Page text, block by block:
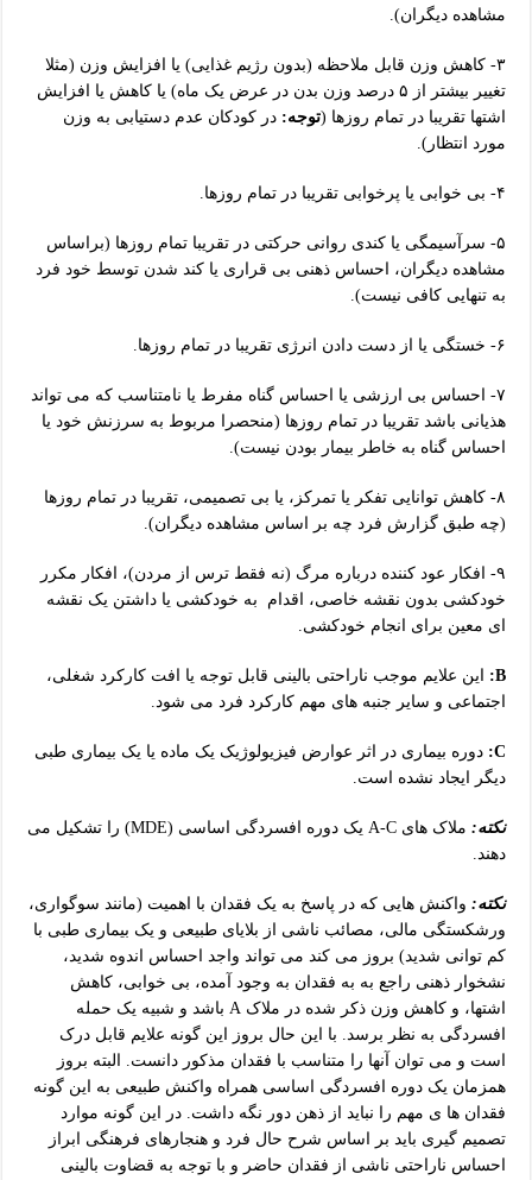
مشاهده دیگران).
۳- کاهش وزن قابل ملاحظه (بدون رژیم غذایی) یا افزایش وزن (مثلا
تغییر بیشتر از ۵ درصد وزن بدن در عرض یک ماه) یا کاهش یا افزایش
اشتها تقریبا در تمام روزها (توجه: در کودکان عدم دستیابی به وزن
مورد انتظار).
۴- بی خوابی یا پرخوابی تقریبا در تمام روزها.
۵- سرآسیمگی یا کندی روانی حرکتی در تقریبا تمام روزها (براساس
مشاهده دیگران، احساس ذهنی بی قراری یا کند شدن توسط خود فرد
به تنهایی کافی نیست).
۶- خستگی یا از دست دادن انرژی تقریبا در تمام روزها.
۷- احساس بی ارزشی یا احساس گناه مفرط یا نامتناسب که می تواند
هذیانی باشد تقریبا در تمام روزها (منحصرا مربوط به سرزنش خود یا
احساس گناه به خاطر بیمار بودن نیست).
۸- کاهش توانایی تفکر یا تمرکز، یا بی تصمیمی، تقریبا در تمام روزها
(چه طبق گزارش فرد چه بر اساس مشاهده دیگران).
۹- افکار عود کننده درباره مرگ (نه فقط ترس از مردن)، افکار مکرر
خودکشی بدون نقشه خاصی، اقدام به خودکشی یا داشتن یک نقشه
ای معین برای انجام خودکشی.
B:
این علایم موجب ناراحتی بالینی قابل توجه یا افت کارکرد شغلی،
اجتماعی و سایر جنبه های مهم کارکرد فرد می شود.
C: دوره بیماری در اثر عوارض فیزیولوژیک یک ماده یا یک بیماری طبی
دیگر ایجاد نشده است.
نکته:
ملاک های A-C یک دوره افسردگی اساسی (MDE) را تشکیل می
دهند.
نکته: واکنش هایی که در پاسخ به یک فقدان با اهمیت (مانند سوگواری،
ورشکستگی مالی، مصائب ناشی از بلایای طبیعی و یک بیماری طبی با
کم توانی شدید) بروز می کند می تواند واجد احساس اندوه شدید،
نشخوار ذهنی راجع به به فقدان به وجود آمده، بی خوابی، کاهش
اشتها، و کاهش وزن ذکر شده در ملاک A باشد و شبیه یک حمله
افسردگی به نظر برسد. با این حال بروز این گونه علایم قابل درک
است و می توان آنها را متناسب با فقدان مذکور دانست. البته بروز
همزمان یک دوره افسردگی اساسی همراه واکنش طبیعی به این گونه
فقدان ها ی مهم را نباید از ذهن دور نگه داشت. در این گونه موارد
تصمیم گیری باید بر اساس شرح حال فرد و هنجارهای فرهنگی ابراز
احساس ناراحتی ناشی از فقدان حاضر و با توجه به قضاوت بالینی